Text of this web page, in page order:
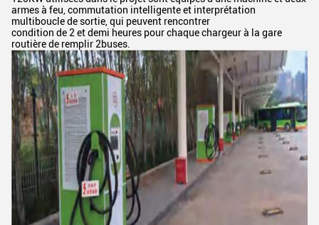
armes à feu, commutation intelligente et interprétation
multiboucle de sortie, qui peuvent rencontrer
condition de 2 et demi heures pour chaque chargeur à la gare
routière de remplir 2buses.